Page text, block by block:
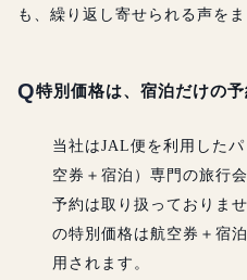
も、繰り返し寄せられる声をま
Q特別価格は、宿泊だけの
当社はJAL便を利用した
空券＋宿泊）専門の旅行
予約は取り扱っておりま
の特別価格は航空券＋宿
用されます。